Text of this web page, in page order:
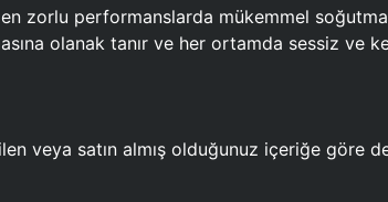
zorlu performanslarda mükemmel
olanak tanır ve her ortamda sessiz ve
veya satın almış olduğunuz içeriğe göre